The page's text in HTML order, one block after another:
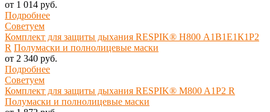
от 1 014 руб.
Подробнее
Советуем
Комплект для защиты дыхания RESPIK® H800 А1В1Е1К1P2
R Полумаски и полнолицевые маски
от 2 340 руб.
Подробнее
Советуем
Комплект для защиты дыхания RESPIK® M800 A1P2 R
Полумаски и полнолицевые маски